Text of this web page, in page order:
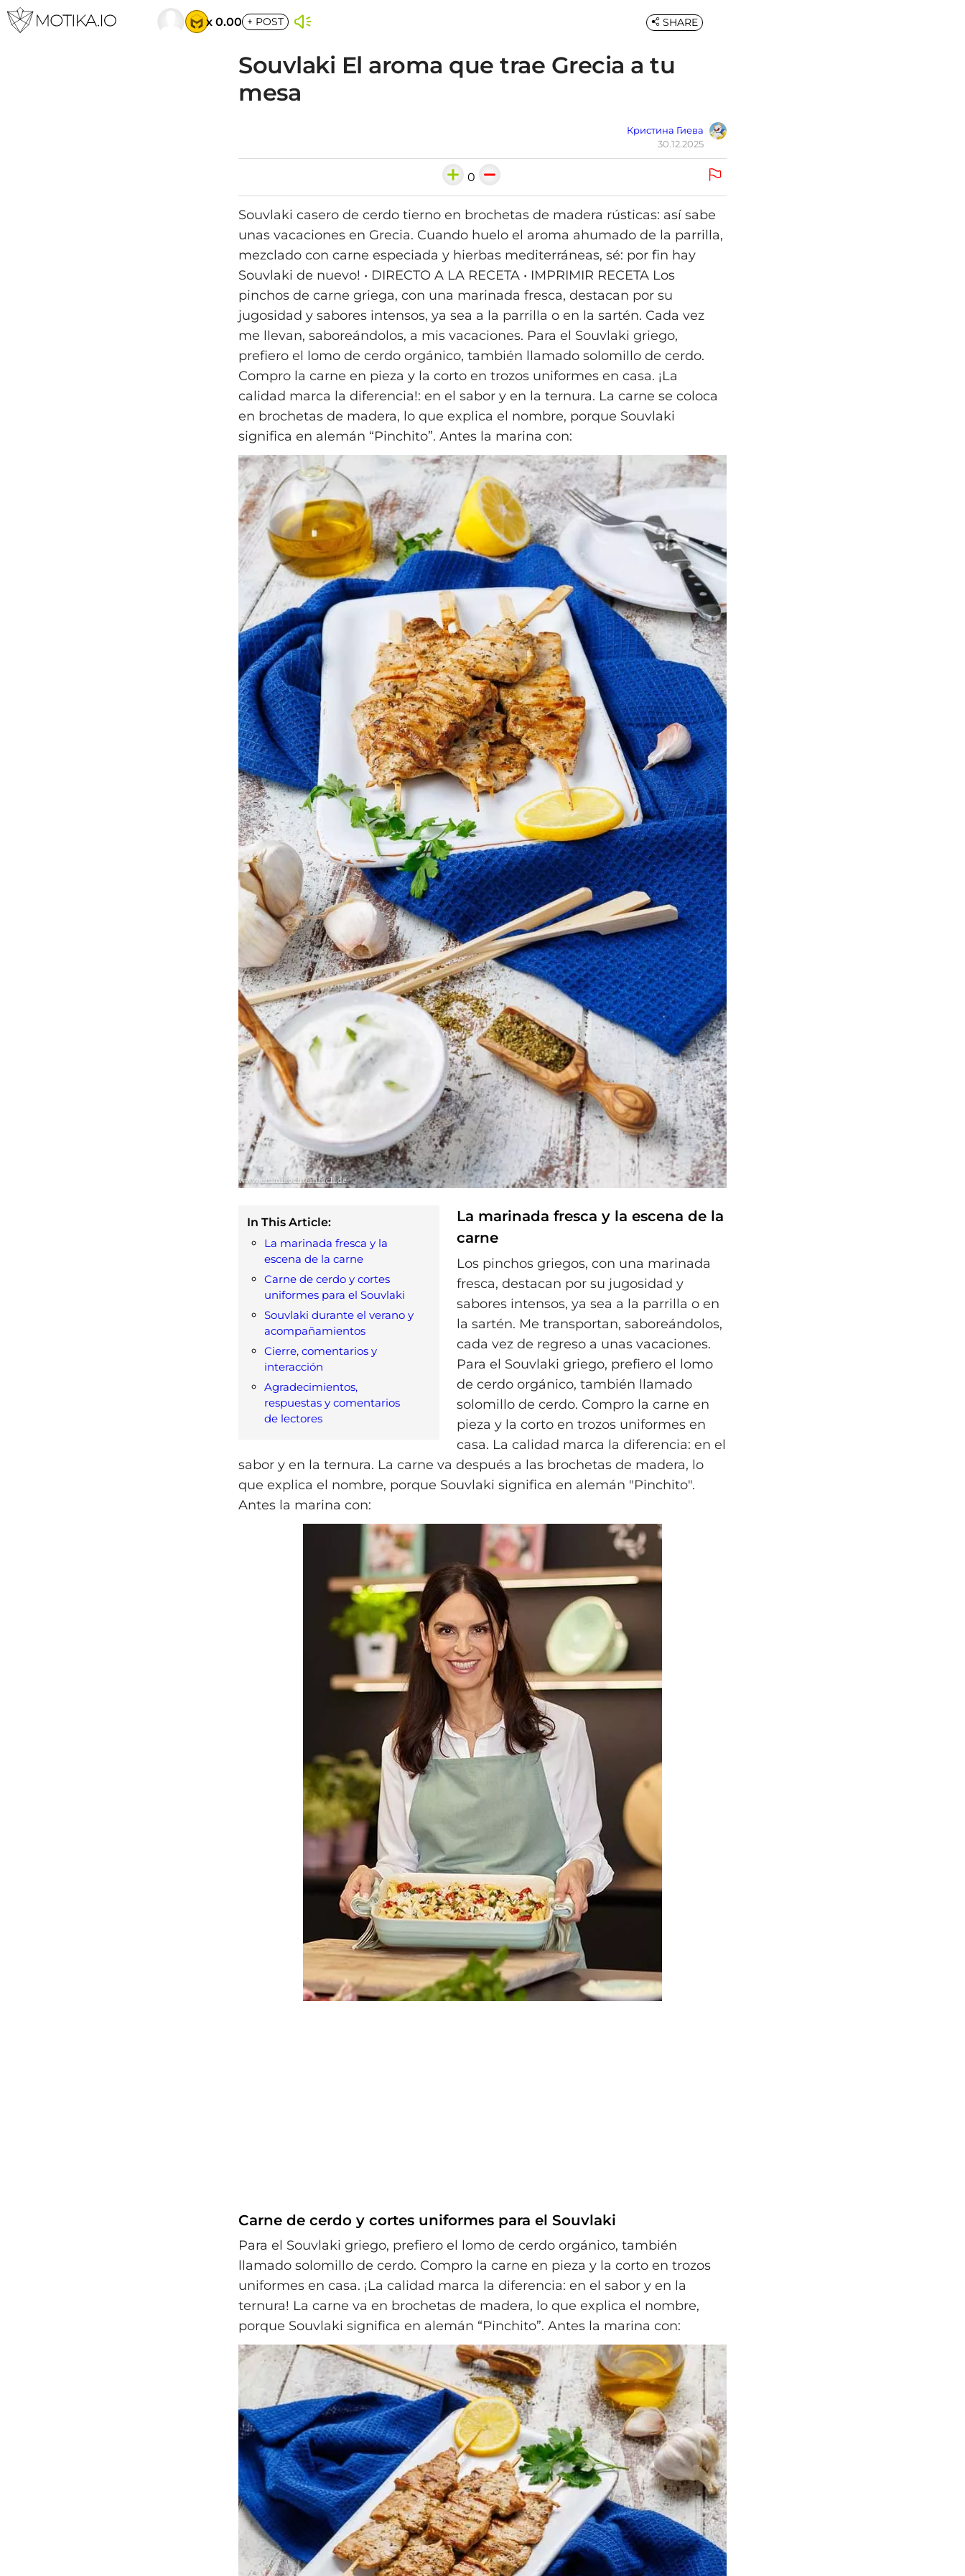
x 0.00 + POST
Souvlaki El aroma que trae Grecia a tu
mesa
Кристина Гиева
30.12.2025
SHARE
0
Souvlaki casero de cerdo tierno en brochetas de madera rústicas: así sabe
unas vacaciones en Grecia. Cuando huelo el aroma ahumado de la parrilla,
mezclado con carne especiada y hierbas mediterráneas, sé: por fin hay
Souvlaki de nuevo! • DIRECTO A LA RECETA • IMPRIMIR RECETA Los
pinchos de carne griega, con una marinada fresca, destacan por su
jugosidad y sabores intensos, ya sea a la parrilla o en la sartén. Cada vez
me llevan, saboreándolos, a mis vacaciones. Para el Souvlaki griego,
prefiero el lomo de cerdo orgánico, también llamado solomillo de cerdo.
Compro la carne en pieza y la corto en trozos uniformes en casa. ¡La
calidad marca la diferencia!: en el sabor y en la ternura. La carne se coloca
en brochetas de madera, lo que explica el nombre, porque Souvlaki
significa en alemán “Pinchito”. Antes la marina con:
In This Article:
La marinada fresca y la
escena de la carne
Carne de cerdo y cortes
uniformes para el Souvlaki
Souvlaki durante el verano y
acompañamientos
Cierre, comentarios y
interacción
Agradecimientos,
respuestas y comentarios
de lectores
La marinada fresca y la escena de la
carne
Los pinchos griegos, con una marinada
fresca, destacan por su jugosidad y
sabores intensos, ya sea a la parrilla o en
la sartén. Me transportan, saboreándolos,
cada vez de regreso a unas vacaciones.
Para el Souvlaki griego, prefiero el lomo
de cerdo orgánico, también llamado
solomillo de cerdo. Compro la carne en
pieza y la corto en trozos uniformes en
casa. La calidad marca la diferencia: en el
sabor y en la ternura. La carne va después a las brochetas de madera, lo
que explica el nombre, porque Souvlaki significa en alemán "Pinchito".
Antes la marina con:
Carne de cerdo y cortes uniformes para el Souvlaki
Para el Souvlaki griego, prefiero el lomo de cerdo orgánico, también
llamado solomillo de cerdo. Compro la carne en pieza y la corto en trozos
uniformes en casa. ¡La calidad marca la diferencia: en el sabor y en la
ternura! La carne va en brochetas de madera, lo que explica el nombre,
porque Souvlaki significa en alemán “Pinchito”. Antes la marina con: